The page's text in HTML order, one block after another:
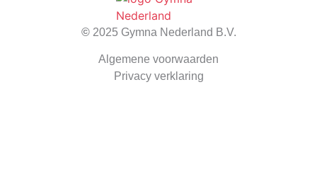
© 2025 Gymna Nederland B.V.
Algemene voorwaarden
Privacy verklaring